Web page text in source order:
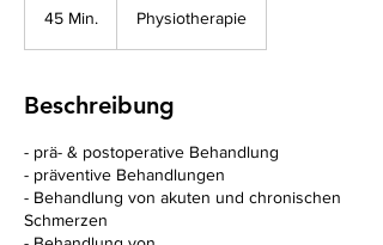
45 Min.
n
Physiotherapie
Beschreibung
- prä- & postoperative Behandlung
- präventive Behandlungen
- Behandlung von akuten und chronischen
Schmerzen